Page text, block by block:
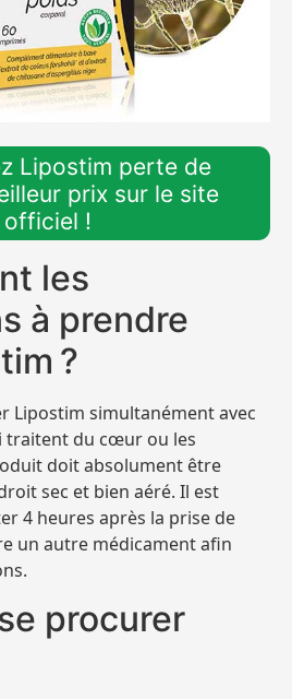
Lipostim perte de
prix sur le site
officiel !
les
à prendre
?
Lipostim simultanément avec
traitent du cœur ou les
doit absolument être
sec et bien aéré. Il est
4 heures après la prise de
un autre médicament afin
procurer